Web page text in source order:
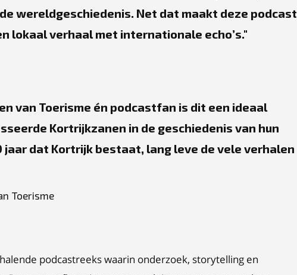
wereldgeschiedenis. Net dat maakt deze podcast
lokaal verhaal met internationale echo’s.
van Toerisme én podcastfan is dit een ideaal
Kortrijkzanen in de geschiedenis van hun
jaar dat Kortrijk bestaat, lang leve de vele verhalen
Toerisme
podcastreeks waarin onderzoek, storytelling en